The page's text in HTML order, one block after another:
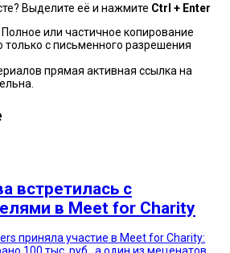
Выделите её и нажмите Ctrl + Enter
или частичное копирование
с письменного разрешения
прямая активная ссылка на
встретилась с
в Meet for Charity
приняла участие в Meet for Charity: